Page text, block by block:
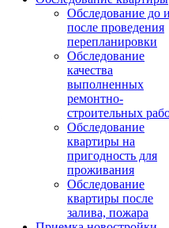
Обследование до
после проведения
перепланировки
Обследование
качества
выполненных
ремонтно-
строительных
Обследование
квартиры на
пригодность для
проживания
Обследование
квартиры после
залива, пожара